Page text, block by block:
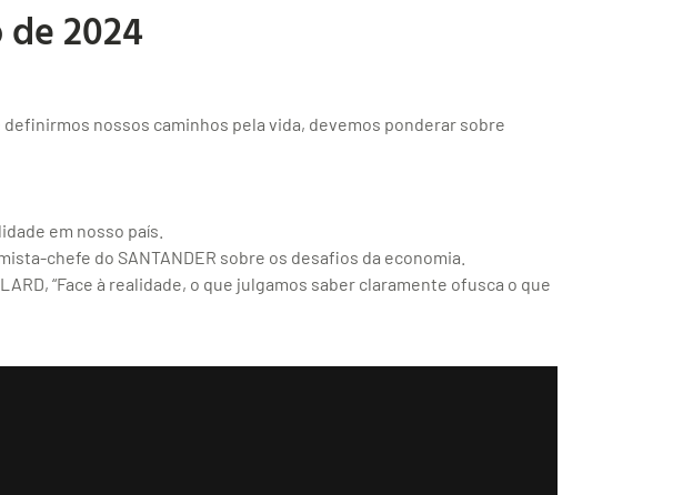
2024
nossos caminhos pela vida, devemos ponderar sobre
em nosso país.
chefe do SANTANDER sobre os desafios da economia.
“Face à realidade, o que julgamos saber claramente ofusca o que